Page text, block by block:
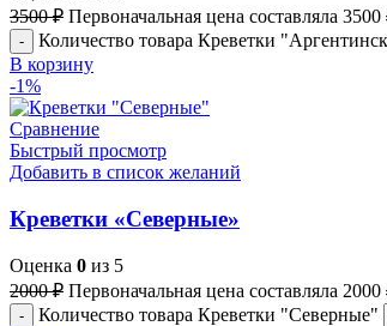
3500₽ Первоначальная цена составляла 3500
Количество товара Креветки
В корзину
-1%
Сравнение
Быстрый просмотр
Добавить в список желаний
Креветки «Северные»
Оценка 0 из 5
2000₽ Первоначальная цена составляла 2000
Количество товара Креветки "Северные"